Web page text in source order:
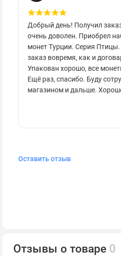
Добрый день! Получил
очень доволен. Приобрел
монет Турции. Серия
заказ вовремя, как и
Упакован хорошо, все
Ещё раз, спасибо. Буду
магазином и дальше.
Оставить отзыв
Отзывы о товаре 0